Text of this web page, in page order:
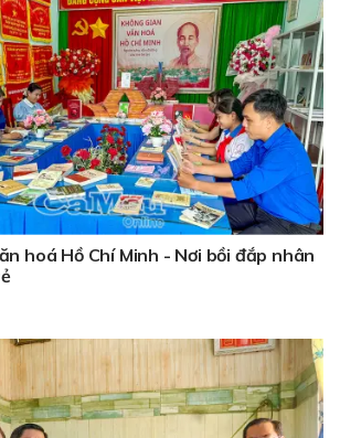
hoá Hồ Chí Minh - Nơi bồi đắp nhân